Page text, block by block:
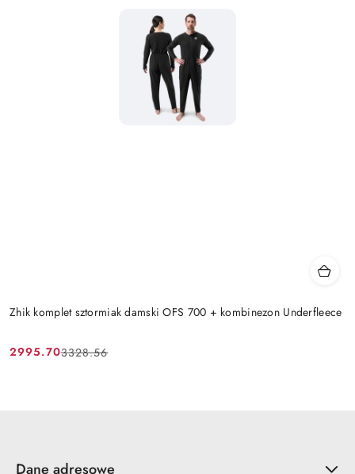
Zhik komplet sztormiak damski OFS 700 + kombinezon Underfleece
Cena
2995.70
Cena
3328.56
Dane adresowe